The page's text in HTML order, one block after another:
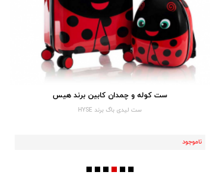
ست کوله و چمدان کابین برند هیس
ست لیدی باگ برند HYSE
ناموجود